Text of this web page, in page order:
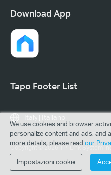
Download App
Tapo Footer List
Copyright © 2026 TP-Link System
Italy | Italiano
We use cookies and browser
personalize content and ads, and
more details, please read our
Impostazioni cookie